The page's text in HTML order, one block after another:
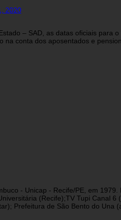
2020
– SAD, as datas oficiais para
conta dos aposentados e
- Unicap - Recife/PE, em
(Recife);TV Tupi
Prefeitura de São Bento do